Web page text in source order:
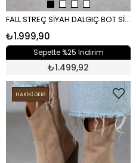
FALL STREÇ SİYAH DALGIÇ BOT SİYAH
₺1.999,90
Sepette %25 İndirim
₺1.499,92
HAKİKİ DERİ